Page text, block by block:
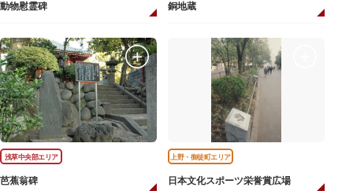
動物慰霊碑 銅地蔵
浅草中央部エリア
芭蕉翁碑
上野・御徒町エリア
日本文化スポーツ栄誉賞広場